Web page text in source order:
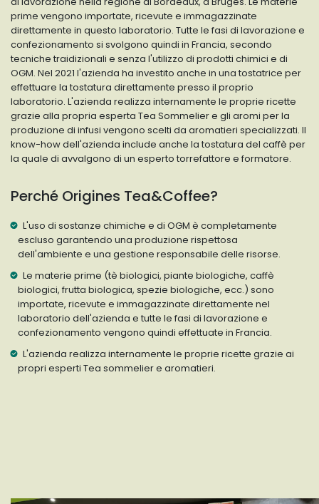
prime vengono importate, ricevute e immagazzinate
direttamente in questo laboratorio. Tutte le fasi di lavorazione e
confezionamento si svolgono quindi in Francia, secondo
tecniche traidizionali e senza l'utilizzo di prodotti chimici e di
OGM. Nel 2021 l'azienda ha investito anche in una tostatrice per
effettuare la tostatura direttamente presso il proprio
laboratorio. L'azienda realizza internamente le proprie ricette
grazie alla propria esperta Tea Sommelier e gli aromi per la
produzione di infusi vengono scelti da aromatieri specializzati. Il
know-how dell'azienda include anche la tostatura del caffè per
la quale di avvalgono di un esperto torrefattore e formatore.
Perché Origines Tea&Coffee?
L'uso di sostanze chimiche e di OGM è completamente
escluso garantendo una produzione rispettosa
dell'ambiente e una gestione responsabile delle risorse.
Le materie prime (tè biologici, piante biologiche, caffè
biologici, frutta biologica, spezie biologiche, ecc.) sono
importate, ricevute e immagazzinate direttamente nel
laboratorio dell'azienda e tutte le fasi di lavorazione e
confezionamento vengono quindi effettuate in Francia.
L'azienda realizza internamente le proprie ricette grazie ai
propri esperti Tea sommelier e aromatieri.